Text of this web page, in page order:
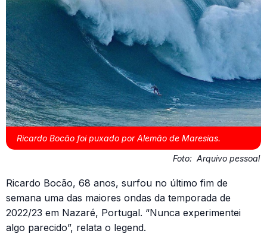
Ricardo Bocão foi puxado por Alemão de Maresias.
Foto: Arquivo pessoal
Ricardo Bocão, 68 anos, surfou no último fim de
semana uma das maiores ondas da temporada de
2022/23 em Nazaré, Portugal. “Nunca experimentei
algo parecido”, relata o legend.